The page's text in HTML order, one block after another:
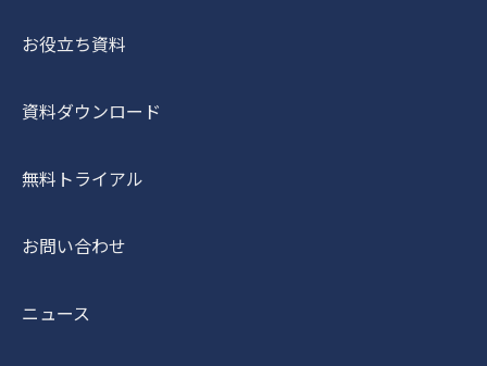
お役立ち資料
資料ダウンロード
無料トライアル
お問い合わせ
ニュース